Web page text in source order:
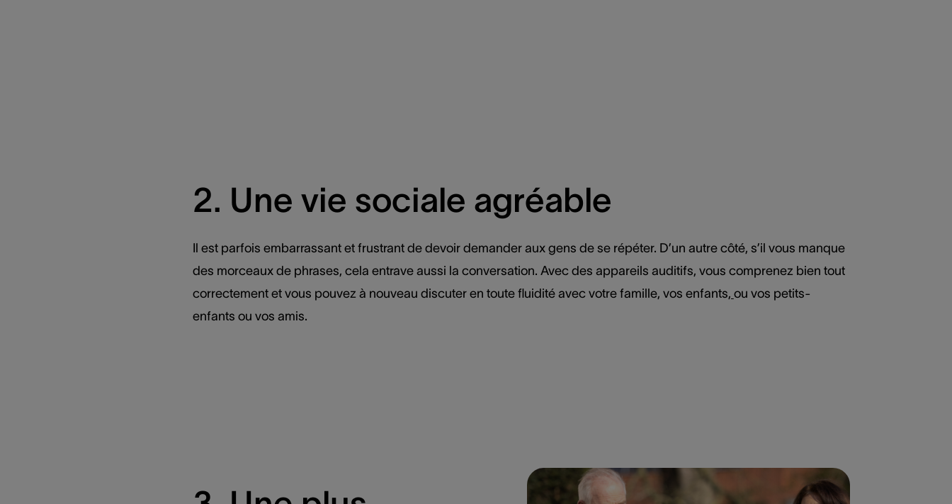
2. Une vie sociale agréable
Il est parfois embarrassant et frustrant de devoir demander aux gens de se répéter. D’un autre côté, s’il vous manque
des morceaux de phrases, cela entrave aussi la conversation. Avec des appareils auditifs, vous comprenez bien tout
correctement et vous pouvez à nouveau discuter en toute fluidité avec votre famille, vos enfants, ou vos petits-
enfants ou vos amis.